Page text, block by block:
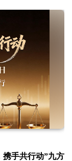
携手共行动”九方